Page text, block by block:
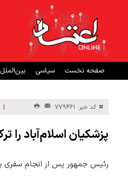
صفحه نخست سیاسی بین‌الملل
کد خبر: 779461 |
پزشکیان اسلام‌آباد را
رئیس جمهور پس از انجام سفری یک